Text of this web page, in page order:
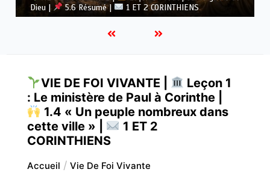
Dieu |
5.5 Vaincre l’idolâtrie | 1 ET 2 CORINTHIENS
VIE DE FOI VIVANTE |
Leçon 1
: Le ministère de Paul à Corinthe |
1.4 « Un peuple nombreux dans
cette ville » |
1 ET 2
CORINTHIENS
Accueil Vie De Foi Vivante